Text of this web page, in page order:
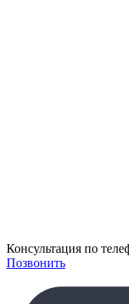
Консультация по
Позвонить